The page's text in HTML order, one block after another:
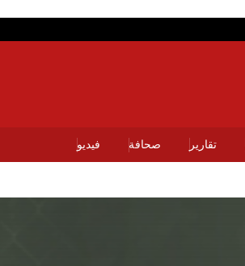
تقارير صحافة فيديو